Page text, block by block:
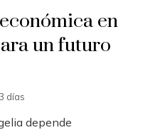
en
un futuro
días
depende